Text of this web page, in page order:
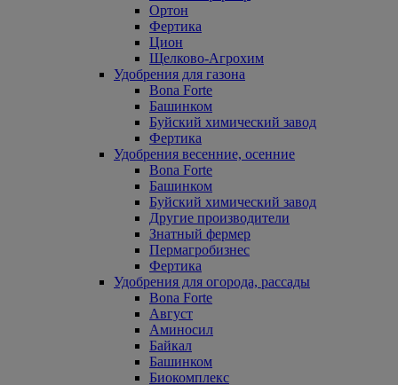
Ортон
Фертика
Цион
Щелково-Агрохим
Удобрения для газона
Bona Forte
Башинком
Буйский химический завод
Фертика
Удобрения весенние, осенние
Bona Forte
Башинком
Буйский химический завод
Другие производители
Знатный фермер
Пермагробизнес
Фертика
Удобрения для огорода, рассады
Bona Forte
Август
Аминосил
Байкал
Башинком
Биокомплекс